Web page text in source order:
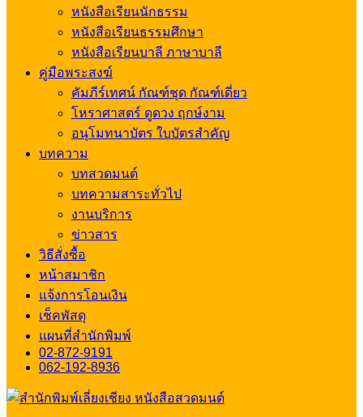
หนังสือเรียนนักธรรม
หนังสือเรียนธรรมศึกษา
หนังสือเรียนบาลี ภาษาบาลี
คู่มือพระสงฆ์
คัมภีร์เทศน์ กัณฑ์ชุด กัณฑ์เดี่ยว
โหราศาสตร์ ดูดวง ฤกษ์งาม
อนุโมทนาบัตร ใบบัตรสำคัญ
บทความ
บทสวดมนต์
บทความสาระทั่วไป
งานบริการ
ข่าวสาร
วิธีสั่งซื้อ
หน้าสมาชิก
แจ้งการโอนเงิน
เช็คพัสดุ
แผนที่สำนักพิมพ์
02-872-9191
062-192-8936